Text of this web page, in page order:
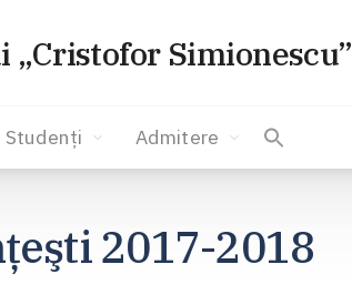
Simionescu”
Studenți Admitere
2017-2018